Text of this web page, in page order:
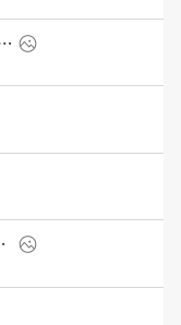
AMG Coupe (2027)
(2026)